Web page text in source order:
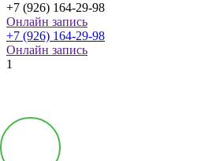
+7 (926) 164-29-98
Онлайн запись
+7 (926) 164-29-98
Онлайн запись
1